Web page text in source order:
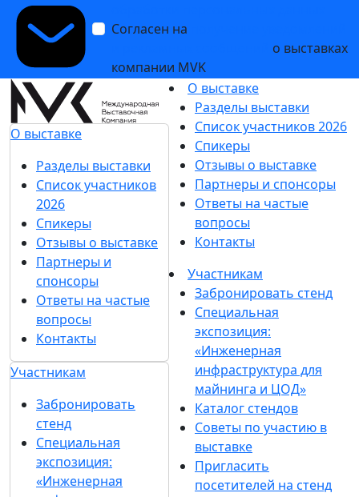
Согласен на
о выставках
компании MVK
О выставке
Разделы выставки
Список участников
2026
Спикеры
Отзывы о выставке
Партнеры и
спонсоры
Ответы на частые
вопросы
Контакты
Участникам
Забронировать
стенд
Специальная
экспозиция:
«Инженерная
О выставке
Разделы выставки
Список участников 2026
Спикеры
Отзывы о выставке
Партнеры и спонсоры
Ответы на частые
вопросы
Контакты
Участникам
Забронировать стенд
Специальная
экспозиция:
«Инженерная
инфраструктура для
майнинга и ЦОД»
Каталог стендов
Советы по участию в
выставке
Пригласить
посетителей на стенд